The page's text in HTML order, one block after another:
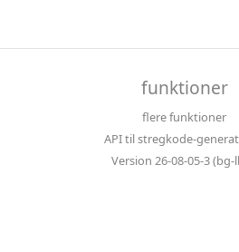
funktioner
flere funktioner
API til stregkode-
Version 26-08-05-3 (bg-